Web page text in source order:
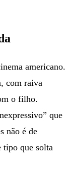
americano.
com raiva
o filho.
que
não é de
tipo que solta